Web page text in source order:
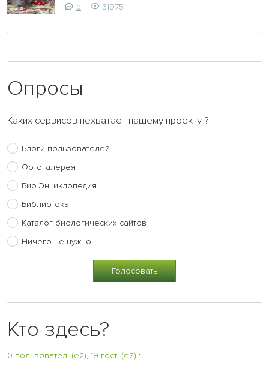
0 31975
Опросы
Каких сервисов нехватает нашему проекту ?
Блоги пользователей
Фотогалерея
Био.Энциклопедия
Библиотека
Каталог биологических сайтов
Ничего не нужно
Кто здесь?
0 пользователь(ей), 19 гость(ей) :